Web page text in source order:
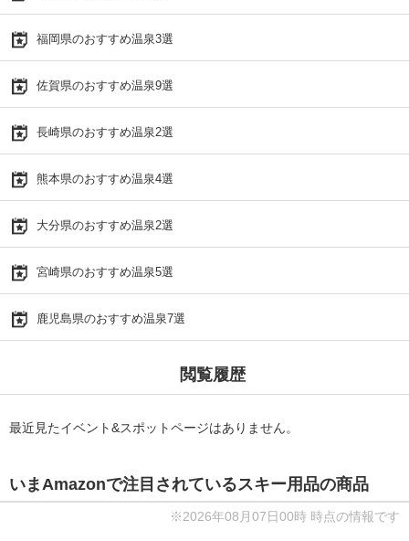
福岡県のおすすめ温泉3選
佐賀県のおすすめ温泉9選
長崎県のおすすめ温泉2選
熊本県のおすすめ温泉4選
大分県のおすすめ温泉2選
宮崎県のおすすめ温泉5選
鹿児島県のおすすめ温泉7選
閲覧履歴
最近見たイベント&スポットページはありません。
いまAmazonで注目されているスキー用品の商品
※2026年08月07日00時 時点の情報です